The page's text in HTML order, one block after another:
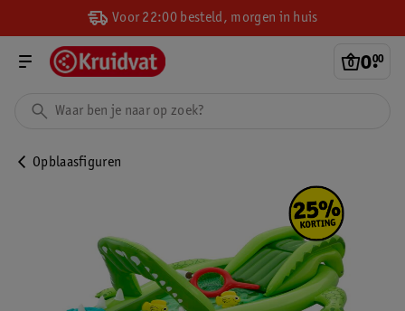
Voor 22:00 besteld, morgen in huis
0.
00
Opblaasfiguren